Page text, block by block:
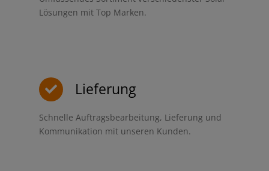
Lösungen mit Top Marken.
Lieferung
Schnelle Auftragsbearbeitung, Lieferung und
Kommunikation mit unseren Kunden.